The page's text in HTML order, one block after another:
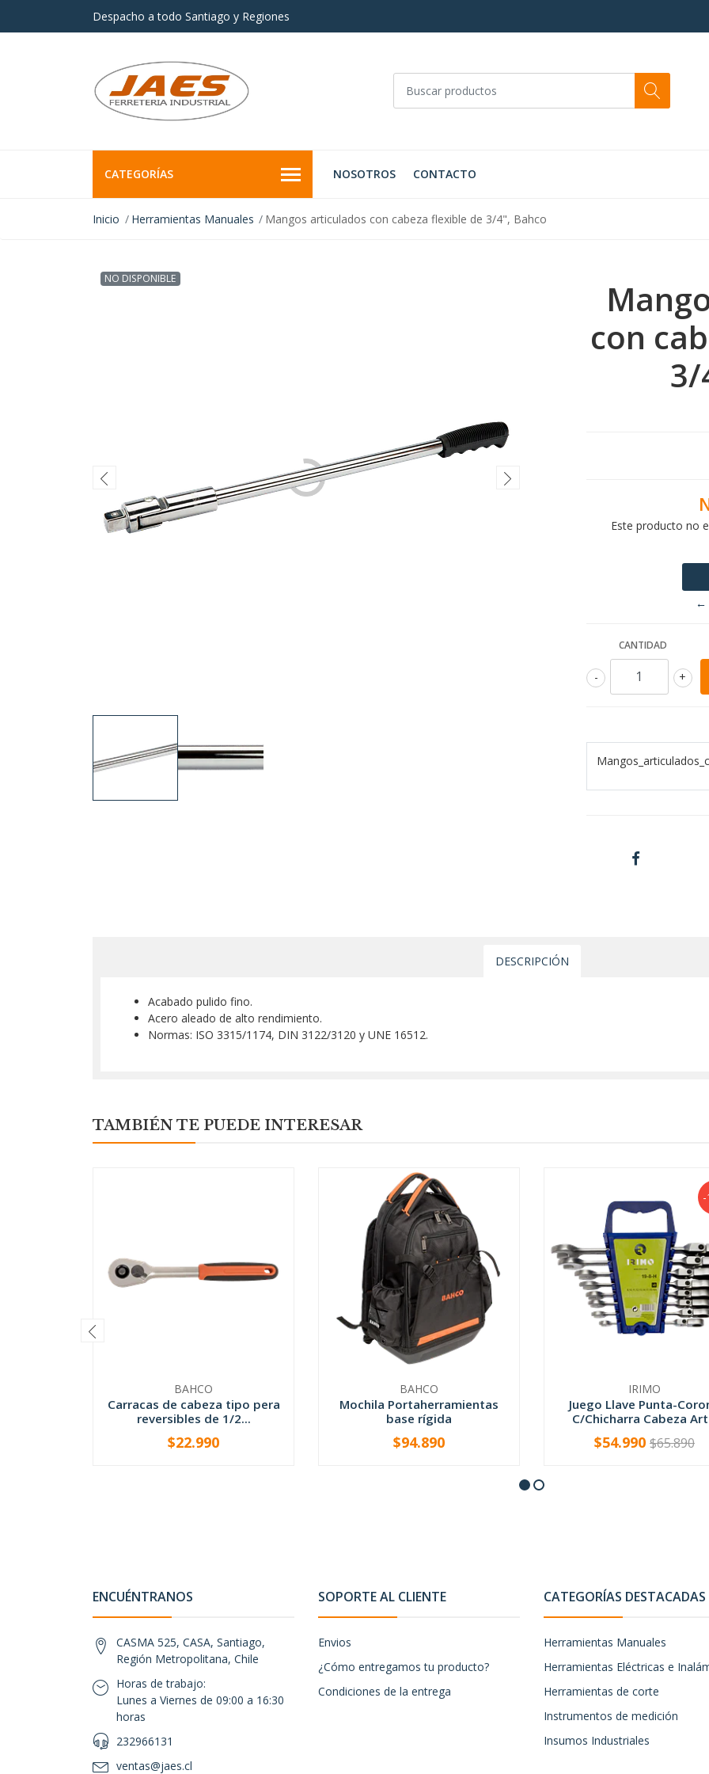
Despacho a todo Santiago y Regiones
CATEGORÍAS NOSOTROS CONTACTO
Inicio Herramientas Manuales Mangos articulados con cabeza flexible de 3/4", Bahco
NO DISPONIBLE
con
3/
Este producto no
←
CANTIDAD
+
-
DESCRIPCIÓN
Acabado pulido fino.
Acero aleado de alto rendimiento.
Normas: ISO 3315/1174, DIN 3122/3120 y UNE 16512.
TAMBIÉN TE PUEDE INTERESAR
BAHCO
Carracas de cabeza tipo pera
reversibles de 1/2...
+
$22.990
BAHCO
Mochila Portaherramientas
base rígida
+
$94.890
IRIMO
Juego Llave Punta-
C/Chicharra Cabeza
+
$54.990 $65.890
ENCUÉNTRANOS
CASMA 525, CASA, Santiago,
Región Metropolitana, Chile
Horas de trabajo:
Lunes a Viernes de 09:00 a 16:30
horas
232966131
ventas@jaes.cl
SOPORTE AL CLIENTE
Envios
¿Cómo entregamos tu producto?
Condiciones de la entrega
CATEGORÍAS DESTACADAS
Herramientas Manuales
Herramientas Eléctricas e
Herramientas de corte
Instrumentos de medición
Insumos Industriales